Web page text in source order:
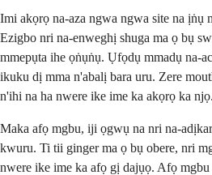
Imi akọrọ na-aza ngwa ngwa site na ịṅụ
Ezigbo nri na-enweghị shuga ma ọ bụ
mmepụta ihe ọṅụṅụ. Ụfọdụ mmadụ na-
ikuku dị mma n'abalị bara uru. Zere
n'ihi na ha nwere ike ime ka akọrọ ka njọ.
Maka afọ mgbu, iji ọgwụ na nri na-
kwuru. Ti tii ginger ma ọ bụ obere, nri
nwere ike ime ka afọ gị dajụọ. Afọ